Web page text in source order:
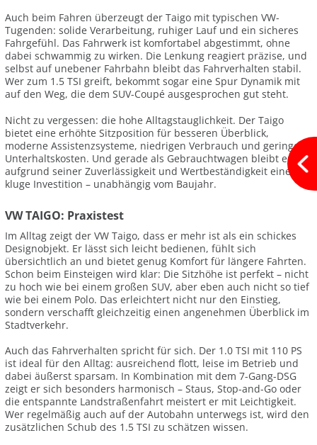
Auch beim Fahren überzeugt der Taigo mit typischen VW-
Tugenden: solide Verarbeitung, ruhiger Lauf und ein sicheres
Fahrgefühl. Das Fahrwerk ist komfortabel abgestimmt, ohne
dabei schwammig zu wirken. Die Lenkung reagiert präzise, und
selbst auf unebener Fahrbahn bleibt das Fahrverhalten stabil.
Wer zum 1.5 TSI greift, bekommt sogar eine Spur Dynamik mit
auf den Weg, die dem SUV-Coupé ausgesprochen gut steht.
Nicht zu vergessen: die hohe Alltagstauglichkeit. Der Taigo
bietet eine erhöhte Sitzposition für besseren Überblick,
moderne Assistenzsysteme, niedrigen Verbrauch und geringe
Unterhaltskosten. Und gerade als Gebrauchtwagen bleibt er
aufgrund seiner Zuverlässigkeit und Wertbeständigkeit eine
kluge Investition – unabhängig vom Baujahr.
VW TAIGO: Praxistest
Im Alltag zeigt der VW Taigo, dass er mehr ist als ein schickes
Designobjekt. Er lässt sich leicht bedienen, fühlt sich
übersichtlich an und bietet genug Komfort für längere Fahrten.
Schon beim Einsteigen wird klar: Die Sitzhöhe ist perfekt – nicht
zu hoch wie bei einem großen SUV, aber eben auch nicht so tief
wie bei einem Polo. Das erleichtert nicht nur den Einstieg,
sondern verschafft gleichzeitig einen angenehmen Überblick im
Stadtverkehr.
Auch das Fahrverhalten spricht für sich. Der 1.0 TSI mit 110 PS
ist ideal für den Alltag: ausreichend flott, leise im Betrieb und
dabei äußerst sparsam. In Kombination mit dem 7-Gang-DSG
zeigt er sich besonders harmonisch – Staus, Stop-and-Go oder
die entspannte Landstraßenfahrt meistert er mit Leichtigkeit.
Wer regelmäßig auch auf der Autobahn unterwegs ist, wird den
zusätzlichen Schub des 1.5 TSI zu schätzen wissen.